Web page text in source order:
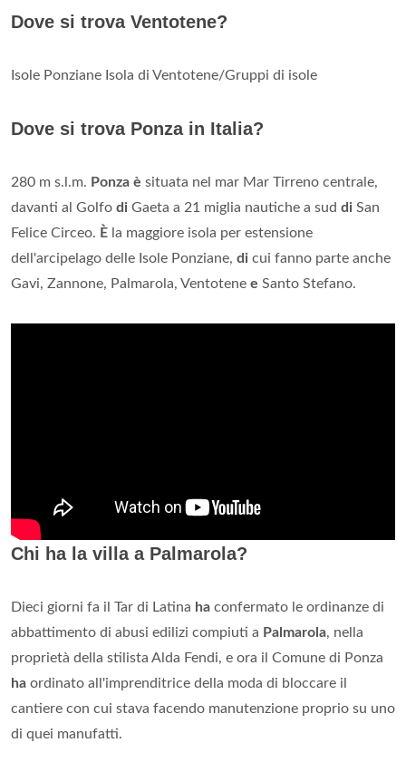
Dove si trova Ventotene?
Isole Ponziane Isola di Ventotene/Gruppi di isole
Dove si trova Ponza in Italia?
280 m s.l.m. Ponza è situata nel mar Mar Tirreno centrale,
davanti al Golfo di Gaeta a 21 miglia nautiche a sud di San
Felice Circeo. È la maggiore isola per estensione
dell'arcipelago delle Isole Ponziane, di cui fanno parte anche
Gavi, Zannone, Palmarola, Ventotene e Santo Stefano.
Chi ha la villa a Palmarola?
Dieci giorni fa il Tar di Latina ha confermato le ordinanze di
abbattimento di abusi edilizi compiuti a Palmarola, nella
proprietà della stilista Alda Fendi, e ora il Comune di Ponza
ha ordinato all'imprenditrice della moda di bloccare il
cantiere con cui stava facendo manutenzione proprio su uno
di quei manufatti.